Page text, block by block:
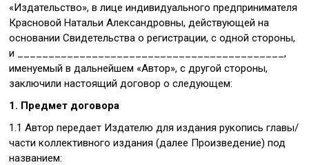
«Издательство», в лице индивидуального предпринимателя
Красновой Натальи Александровны, действующей на
основании Свидетельства о регистрации, с одной стороны,
и ___________________________________________,
именуемый в дальнейшем «Автор», с другой стороны,
заключили настоящий договор о следующем:
1. Предмет договора
1.1 Автор передает Издателю для издания рукопись главы/
части коллективного издания (далее Произведение) под
названием: